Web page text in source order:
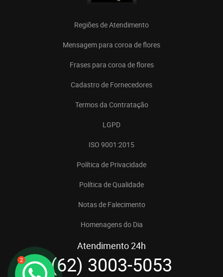
2
Regiões de Atendimento
Mensagem para coroa de flores
Frases para coroa de flores
Cadastro de Fornecedores
Termos da Contratação
LGPD
ISO 9001:2015
Política de Privacidade
Política de Qualidade
Notas de Falecimento
Homenagens do Dia
Atendimento 24h
(62) 3003-5053